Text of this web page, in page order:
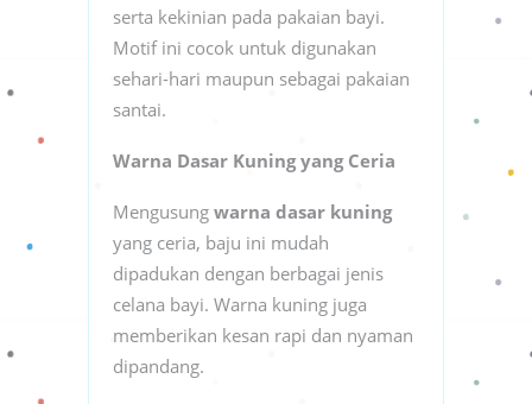
serta kekinian pada pakaian bayi.
Motif ini cocok untuk digunakan
sehari-hari maupun sebagai pakaian
santai.
Warna Dasar Kuning yang Ceria
Mengusung warna dasar kuning
yang ceria, baju ini mudah
dipadukan dengan berbagai jenis
celana bayi. Warna kuning juga
memberikan kesan rapi dan nyaman
dipandang.